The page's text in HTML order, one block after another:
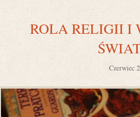
ROLA RELIGII I
Czerwiec